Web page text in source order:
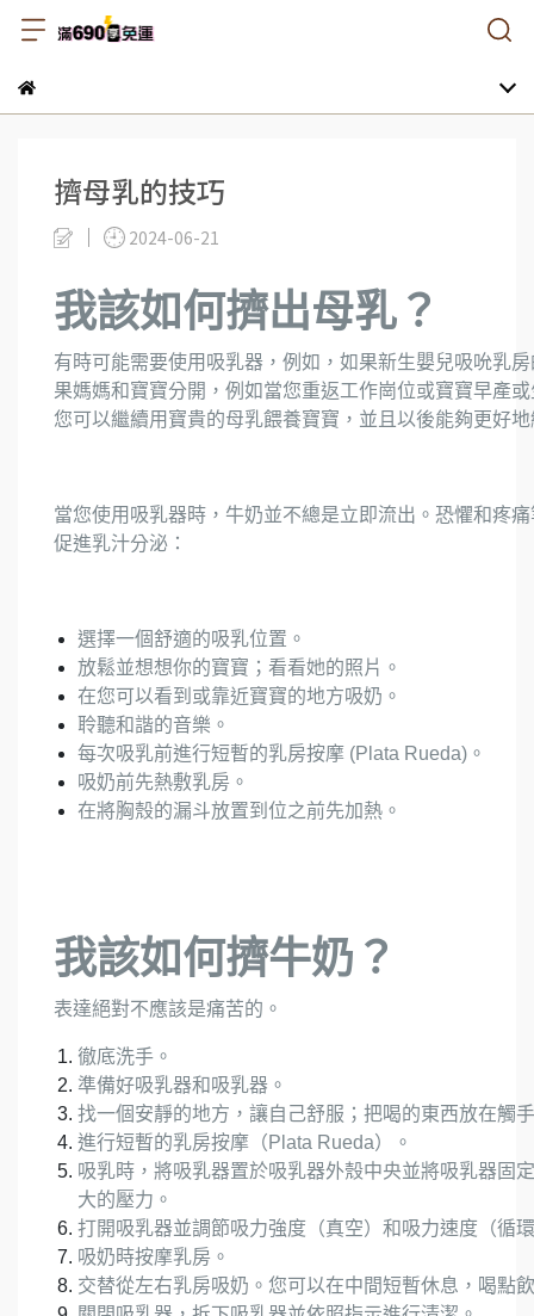
擠母乳的技巧
2024-06-21
我該如何擠出母乳？
有時可能需要使用吸乳器，例如，如果新生嬰兒吸吮乳
果媽媽和寶寶分開，例如當您重返工作崗位或寶寶早產
您可以繼續用寶貴的母乳餵養寶寶，並且以後能夠更好
當您使用吸乳器時，牛奶並不總是立即流出。恐懼和疼
促進乳汁分泌：
選擇一個舒適的吸乳位置。
放鬆並想想你的寶寶；看看她的照片。
在您可以看到或靠近寶寶的地方吸奶。
聆聽和諧的音樂。
每次吸乳前進行短暫的乳房按摩 (Plata Rueda)。
吸奶前先熱敷乳房。
在將胸殼的漏斗放置到位之前先加熱。
我該如何擠牛奶？
表達絕對不應該是痛苦的。
徹底洗手。
準備好吸乳器和吸乳器。
找一個安靜的地方，讓自己舒服；把喝的東西放在觸
進行短暫的乳房按摩（Plata Rueda）。
吸乳時，將吸乳器置於吸乳器外殼中央並將吸乳器固
大的壓力。
打開吸乳器並調節吸力強度（真空）和吸力速度（循
吸奶時按摩乳房。
交替從左右乳房吸奶。您可以在中間短暫休息，喝點